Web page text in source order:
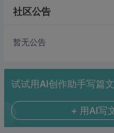
社区公告
暂无公告
试试用AI创作助手写篇
+ 用AI写